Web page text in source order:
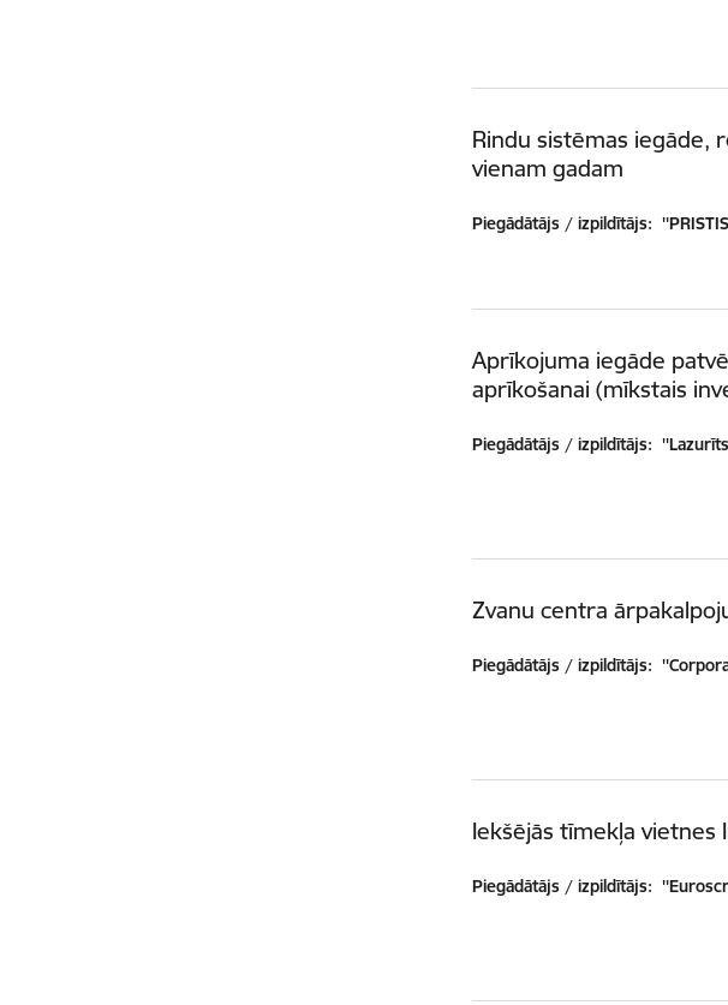
Rindu sistēmas iegāde,
vienam gadam
Piegādātājs / izpildītājs:
Aprīkojuma iegāde
aprīkošanai (mīkstais
Piegādātājs / izpildītājs:
Zvanu centra
Piegādātājs / izpildītājs:
Iekšējās tīmekļa
Piegādātājs / izpildītājs: